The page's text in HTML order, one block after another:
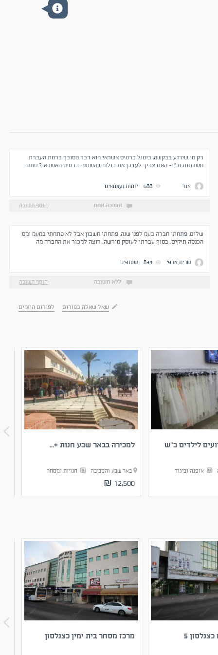
רק מי שיודע בבקשה, ביטול כרטיס אשראי הוא דבר מסובך ברמת העברת
חשבונות וכ"ו- האם צריך לעדכן את כולם שהשתנה כרטיס האשראי? סתם
אור 688 יזמות ועצמאים
תשובה אחת הוסף תשובה
שלום, פתחתי חברה בעמ לפני שנה, פתחתי חשבון אבל לא פתחתי במעמ ומס
הכנסה תיקים. בסוף עברתי לעוסק מורשה. רוצה למכור את החברה מה
שרית ארפי 834 שותפים
ללא תשובה הוסף תשובה
שאל שאלה בפורום לפורום היזמים
לילדים ב”ש
אופנה וביגוד
למכירה בבאר שבע חנות +...
באר שבע והסביבה חנויות ומסחר
12,500 ₪
5 מרכז מסחר בית ימין כצנלסון